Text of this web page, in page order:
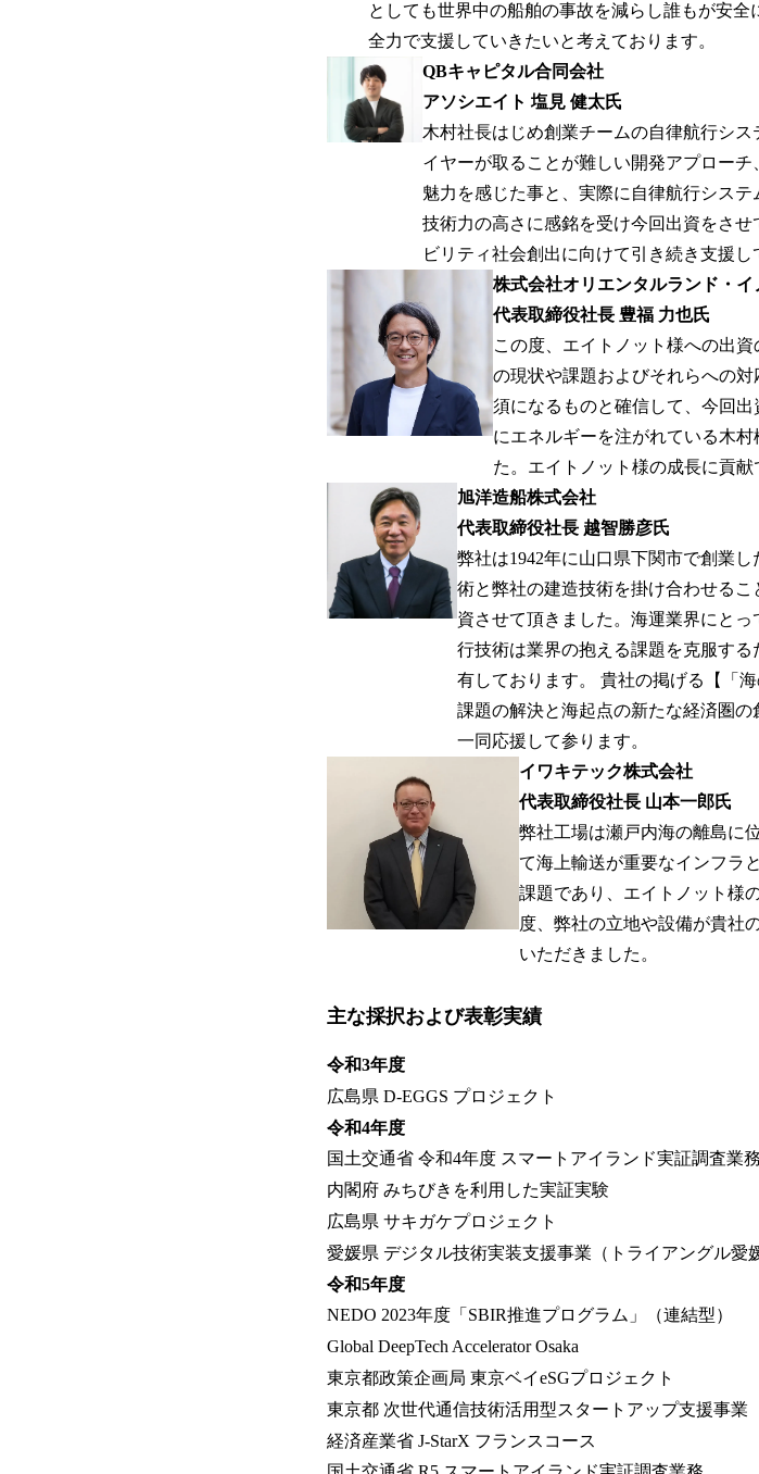
としても世界中の船舶の事故を減らし誰もが安
全力で支援していきたいと考えております。
QBキャピタル合同会社
アソシエイト 塩見 健太氏
木村社長はじめ創業チームの自律航行シ
イヤーが取ることが難しい開発アプロー
魅力を感じた事と、実際に自律航行シス
技術力の高さに感銘を受け今回出資をさ
ビリティ社会創出に向けて引き続き支援し
株式会社オリエンタルランド・イ
代表取締役社長 豊福 力也氏
この度、エイトノット様への出
の現状や課題およびそれらへの
須になるものと確信して、今回
にエネルギーを注がれている木
た。エイトノット様の成長に貢
旭洋造船株式会社
代表取締役社長 越智勝彦氏
弊社は1942年に山口県下関市で創業
術と弊社の建造技術を掛け合わせる
資させて頂きました。海運業界にと
行技術は業界の抱える課題を克服す
有しております。 貴社の掲げる【「
課題の解決と海起点の新たな経済圏
一同応援して参ります。
イワキテック株式会社
代表取締役社長 山本一郎氏
弊社工場は瀬戸内海の離島に
て海上輸送が重要なインフラ
課題であり、エイトノット様
度、弊社の立地や設備が貴社
いただきました。
主な採択および表彰実績
令和3年度
広島県 D-EGGS プロジェクト
令和4年度
国土交通省 令和4年度 スマートアイランド実証調査業務
内閣府 みちびきを利用した実証実験
広島県 サキガケプロジェクト
愛媛県 デジタル技術実装支援事業（トライアングル愛
令和5年度
NEDO 2023年度「SBIR推進プログラム」（連結型）
Global DeepTech Accelerator Osaka
東京都政策企画局 東京ベイeSGプロジェクト
東京都 次世代通信技術活用型スタートアップ支援事業
経済産業省 J-StarX フランスコース